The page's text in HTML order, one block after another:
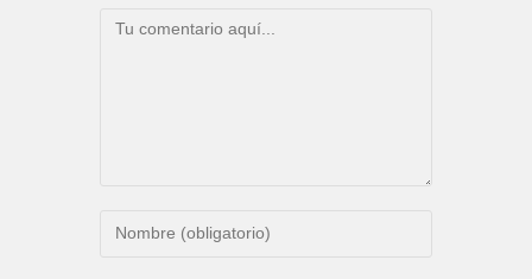
Comentario
Introduce